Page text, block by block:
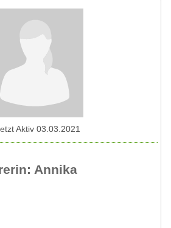
Annika
Aktiv 03.03.2021